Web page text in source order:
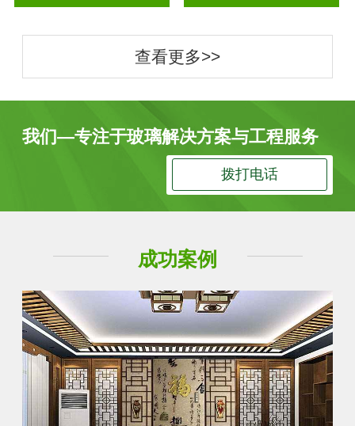
查看更多>>
我们—专注于玻璃解决方案与工程服务
拨打电话
成功案例